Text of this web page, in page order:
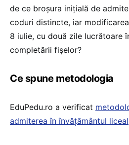
de ce broșura inițială de
coduri distincte, iar
8 iulie, cu două zile lucrătoare
completării fișelor?
Ce spune metodologia
EduPedu.ro a verificat
admiterea în învățământul liceal